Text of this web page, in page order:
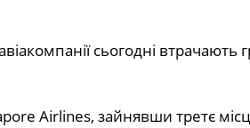
сьогодні втрачають
Airlines, зайнявши третє